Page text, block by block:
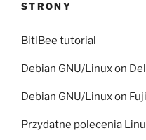
STRONY
BitlBee tutorial
Debian GNU/Linux on
Debian GNU/Linux on
Przydatne polecenia